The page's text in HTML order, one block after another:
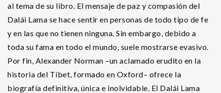
al tema de su libro. El mensaje de paz y compasión del
Dalái Lama se hace sentir en personas de todo tipo de fe
y en las que no tienen ninguna. Sin embargo, debido a
toda su fama en todo el mundo, suele mostrarse evasivo.
Por fin, Alexander Norman –un aclamado erudito en la
historia del Tíbet, formado en Oxford– ofrece la
biografía definitiva, única e inolvidable. El Dalái Lama